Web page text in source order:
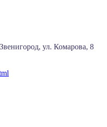
ул. Комарова, 8